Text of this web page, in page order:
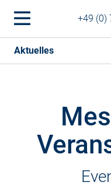
+49 (0)
Aktuelles